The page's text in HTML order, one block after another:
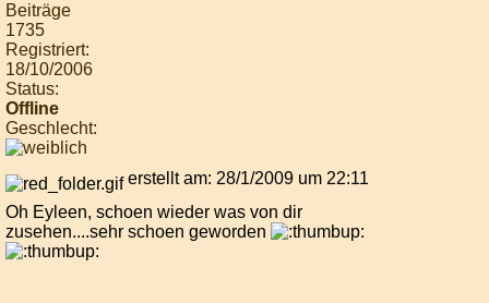
Beiträge
1735
Registriert:
18/10/2006
Status:
Offline
Geschlecht:
erstellt am: 28/1/2009 um 22:11
Oh Eyleen, schoen wieder was von dir
zusehen....sehr schoen geworden